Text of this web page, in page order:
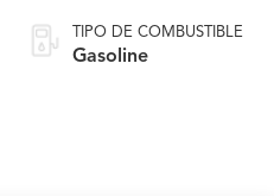
TIPO DE COMBUSTIBLE
Gasoline